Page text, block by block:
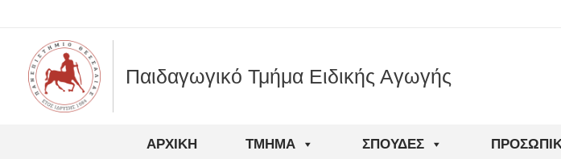
περιεχόμενο
Παιδαγωγικό Τμήμα Ειδικής Αγωγής
ΑΡΧΙΚΉ ΤΜΉΜΑ ΣΠΟΥΔΈΣ